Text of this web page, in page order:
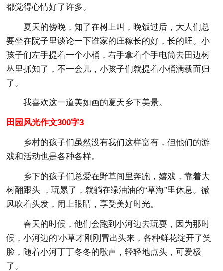
都觉得心情好了许多。
夏天的傍晚，知了在树上叫，晚饭过后，大人们总
要坐在院子里谈论一下谁家的庄稼长的好，长的旺。小
孩子们左手提着一个小桶，右手拿着个手电筒去田边树
丛里抓知了，不一会儿，小孩子们就提着小桶满载而归
了。
我喜欢这一道美如画的夏天乡下美景。
田园风光作文300字3
乡村的孩子们虽然没有我们这样富有，但他们的游
戏和活动也是各种各样。
乡下的孩子们总爱在野草间里奔跑，嬉戏，靠着大
树翻跟头 ，玩累了，就躺在绿油油的“草海”里休息。微
风吹着头发，闭上眼睛，享受美好时光。
春天的时候，他们会跑到小河边去玩耍，因为那时
候，小河边的'小草才刚刚冒出头来，各种鲜花绽开了笑
脸，随着小河丁丁冬冬的歌声，轻轻地点头，可爱极
了。